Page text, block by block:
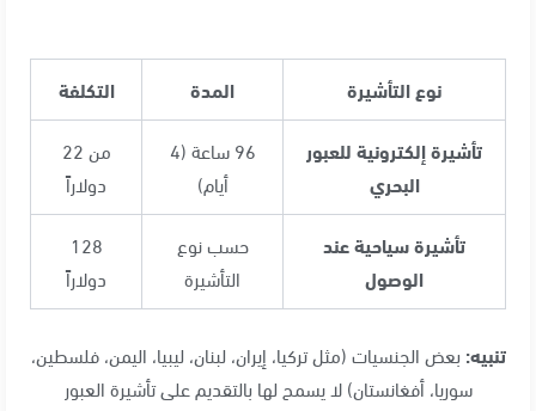
نوع التأشيرة المدة
التكلفة
تأشيرة إلكترونية للعبور
البحري
96 ساعة (4
أيام)
من 22
دولاراً
تأشيرة سياحية عند
الوصول
حسب نوع
التأشيرة
128
دولاراً
تنبيه: بعض الجنسيات (مثل تركيا، إيران، لبنان، ليبيا، اليمن، فلسطين،
سوريا، أفغانستان) لا يسمح لها بالتقديم على تأشيرة العبور